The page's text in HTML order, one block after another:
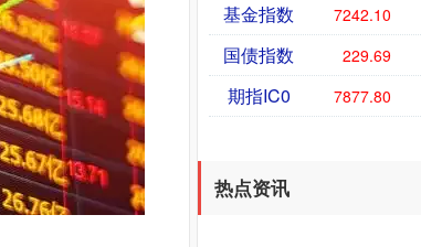
基金指数 7242.10
国债指数 229.69
期指IC0 7877.80
热点资讯